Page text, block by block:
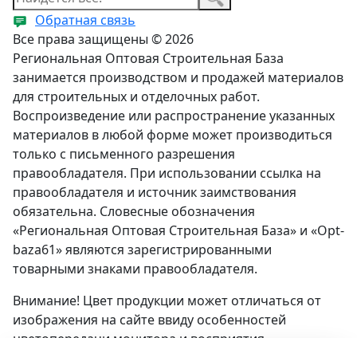
Обратная связь
Все права защищены © 2026
Региональная Оптовая Строительная База
занимается производством и продажей материалов
для строительных и отделочных работ.
Воспроизведение или распространение указанных
материалов в любой форме может производиться
только с письменного разрешения
правообладателя. При использовании ссылка на
правообладателя и источник заимствования
обязательна. Словесные обозначения
«Региональная Оптовая Строительная База» и «Opt-
baza61» являются зарегистрированными
товарными знаками правообладателя.
Внимание! Цвет продукции может отличаться от
изображения на сайте ввиду особенностей